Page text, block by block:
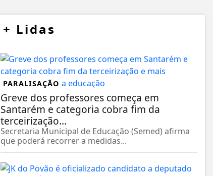
+ Lidas
PARALISAÇÃO
Greve dos professores começa em
Santarém e categoria cobra fim da
terceirização...
Secretaria Municipal de Educação (Semed) afirma
que poderá recorrer a medidas...